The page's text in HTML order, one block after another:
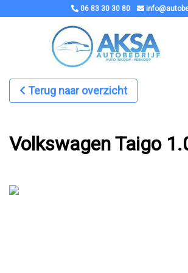
06 83 30 30 80
Terug naar overzicht
Volkswagen Taigo